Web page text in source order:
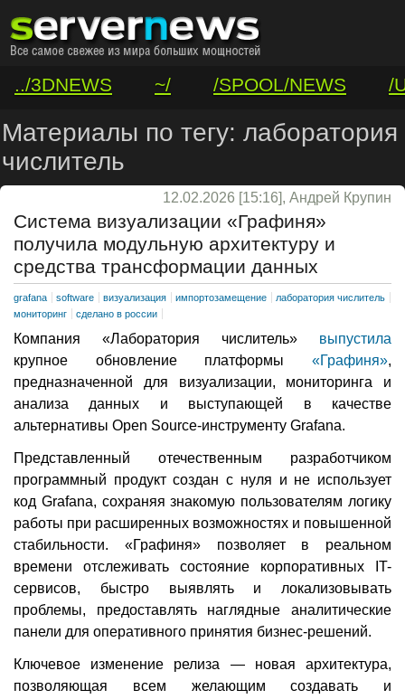
../3DNEWS ~/ /SPOOL/NEWS
/
/VAR/CONTACT
Материалы по тегу: лаборатория
числитель
12.02.2026 [15:16], Андрей Крупин
Система визуализации «Графиня»
получила модульную архитектуру и
средства трансформации данных
grafana software визуализация импортозамещение
лаборатория числитель
мониторинг
сделано в россии
Компания «Лаборатория числитель» выпустила
крупное обновление платформы «Графиня»,
предназначенной для визуализации, мониторинга и
анализа данных и выступающей в качестве
альтернативы Open Source-инструменту Grafana.
Представленный отечественным разработчиком
программный продукт создан с нуля и не использует
код Grafana, сохраняя знакомую пользователям логику
работы при расширенных возможностях и повышенной
стабильности. «Графиня» позволяет в реальном
времени отслеживать состояние корпоративных IT-
сервисов, быстро выявлять и локализовывать
проблемы, предоставлять наглядные аналитические
панели для оперативного принятия бизнес-решений.
Ключевое изменение релиза — новая архитектура,
позволяющая всем желающим создавать и